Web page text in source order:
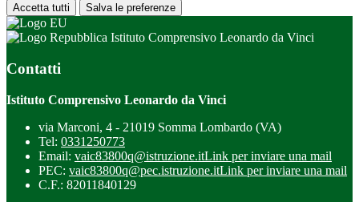
Accetta tutti Salva le preferenze
Istituto Comprensivo Leonardo da Vinci
Contatti
Istituto Comprensivo Leonardo da Vinci
via Marconi, 4 - 21019 Somma Lombardo (VA)
Tel: 0331250773
Email: vaic83800q@istruzione.itLink per inviare una mail
PEC: vaic83800q@pec.istruzione.itLink per inviare una mail
C.F.: 82011840129